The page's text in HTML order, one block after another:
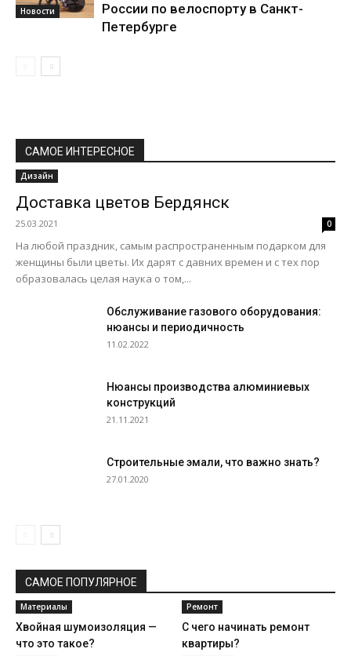
Новости
России по велоспорту в Санкт-
Петербурге
САМОЕ ИНТЕРЕСНОЕ
Дизайн
Доставка цветов Бердянск
25.03.2021 0
На любой праздник, самым распространенным подарком для
женщины были цветы. Их дарят с давних времен и с тех пор
образовалась целая наука о том,...
Обслуживание газового оборудования:
нюансы и периодичность
11.02.2022
Нюансы производства алюминиевых
конструкций
21.11.2021
Строительные эмали, что важно знать?
27.01.2020
САМОЕ ПОПУЛЯРНОЕ
Материалы
Хвойная шумоизоляция —
что это такое?
Ремонт
С чего начинать ремонт
квартиры?